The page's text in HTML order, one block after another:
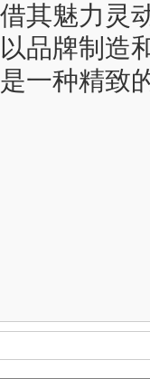
其魅力灵
品牌制造
一种精致